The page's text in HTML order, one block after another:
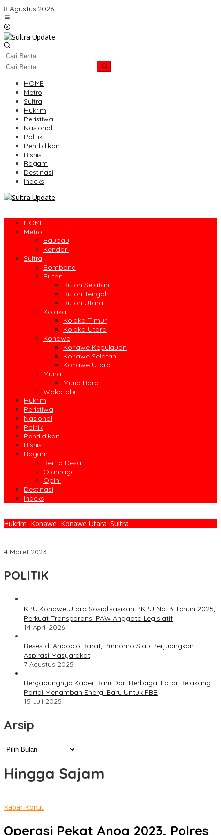
Lewati
ke
konten
8 Agustus 2026
HOME
Metro
Sultra
Hukrim
Peristiwa
Nasional
Politik
Pendidikan
Bisnis
Ragam
Destinasi
Indeks
HOME
Metro
Baubau
Kendari
Sultra
Bombana
Buton
Buton Selatan
Buton Tengah
Buton Utara
Kolaka
Kolaka Timur
Kolaka Utara
Konawe
Konawe Kepulauan
Konawe Selatan
Konawe Utara
Muna
Muna Barat
Wakatobi
Hukrim
Peristiwa
Nasional
Politik
Pendidikan
Bisnis
Ragam
Berita Desa
Olahraga
Opini
Destinasi
Indeks
Hukrim, Konawe, Konawe Utara, Sultra
4 Maret 2023
POLITIK
KPU Konawe Utara Sosialisasikan PKPU No. 3 Tahun 2025,
Perkuat Transparansi PAW Anggota Legislatif
14 April 2026
Reses di Andoolo Barat, Purnomo Siap Perjuangkan
Aspirasi Masyarakat
7 Agustus 2025
Bergabungnya Kader Baru Dari Berbagai Latar Belakang
Partai Menambah Energi Baru Untuk PBB
15 Juli 2025
Arsip
Arsip
Hingga Sajam
Kabar Konut
Operasi Pekat Anoa 2023, Polres